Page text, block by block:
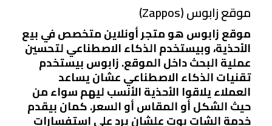
موقع زابوس (Zappos)
موقع زابوس هو متجر أونلاين متخصص في بيع
الأحذية، وبيستخدم الذكاء الاصطناعي لتحسين
عملية البحث داخل الموقع. زابوس بيستخدم
تقنيات الذكاء الاصطناعي عشان يساعد
العملاء يلاقوا الأحذية الأنسب ليهم سواء من
حيث الشكل أو المقاس أو السعر. كمان بيقدم
خدمة الشات بوت علشان يرد على استفسارات